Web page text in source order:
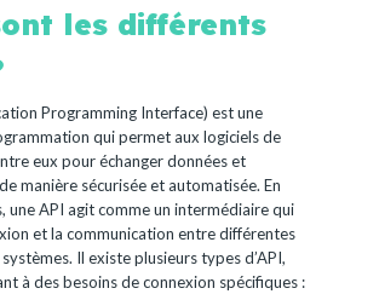
les différents
Programming Interface) est une
qui permet aux logiciels de
eux pour échanger données et
manière sécurisée et automatisée. En
une API agit comme un intermédiaire qui
et la communication entre différentes
Il existe plusieurs types d’API,
à des besoins de connexion spécifiques :